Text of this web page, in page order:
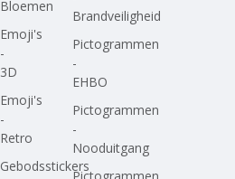
Bloemen
Emoji's
-
3D
Emoji's
-
Retro
Gebodsstickers
Brandveiligheid
Pictogrammen
-
EHBO
Pictogrammen
-
Nooduitgang